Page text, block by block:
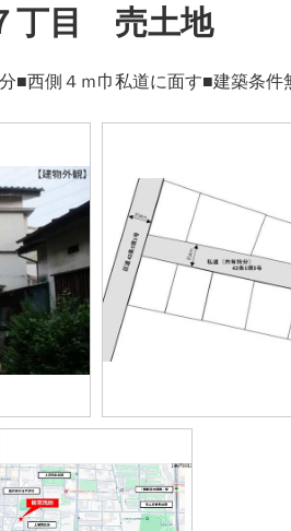
丁目 売土地
■西側４ｍ巾私道に面す■建築条件